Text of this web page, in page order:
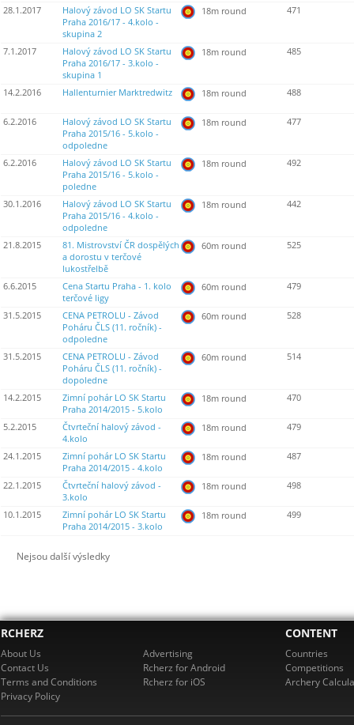
28.1.2017
Halový závod LO SK Startu
Praha 2016/17 - 4.kolo -
skupina 2
18m round 471
7.1.2017
Halový závod LO SK Startu
Praha 2016/17 - 3.kolo -
skupina 1
18m round 485
14.2.2016 Hallenturnier Marktredwitz 18m round 488
6.2.2016
Halový závod LO SK Startu
Praha 2015/16 - 5.kolo -
odpoledne
18m round 477
6.2.2016
Halový závod LO SK Startu
Praha 2015/16 - 5.kolo -
poledne
18m round 492
30.1.2016
Halový závod LO SK Startu
Praha 2015/16 - 4.kolo -
odpoledne
18m round 442
21.8.2015
81. Mistrovství ČR dospělých
a dorostu v terčové
lukostřelbě
60m round 525
6.6.2015
Cena Startu Praha - 1. kolo
terčové ligy
60m round 479
31.5.2015
CENA PETROLU - Závod
Poháru ČLS (11. ročník) -
odpoledne
60m round 528
31.5.2015
CENA PETROLU - Závod
Poháru ČLS (11. ročník) -
dopoledne
60m round 514
14.2.2015
Zimní pohár LO SK Startu
Praha 2014/2015 - 5.kolo
18m round 470
5.2.2015
Čtvrteční halový závod -
4.kolo
18m round 479
24.1.2015
Zimní pohár LO SK Startu
Praha 2014/2015 - 4.kolo
18m round 487
22.1.2015
Čtvrteční halový závod -
3.kolo
18m round 498
10.1.2015
Zimní pohár LO SK Startu
Praha 2014/2015 - 3.kolo
18m round 499
Nejsou další výsledky
RCHERZ
About Us
Contact Us
Terms and Conditions
Privacy Policy
Advertising
Rcherz for Android
Rcherz for iOS
CONTENT
Countries
Competitions
Archery